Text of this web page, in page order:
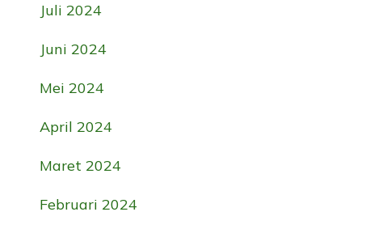
Juli 2024
Juni 2024
Mei 2024
April 2024
Maret 2024
Februari 2024